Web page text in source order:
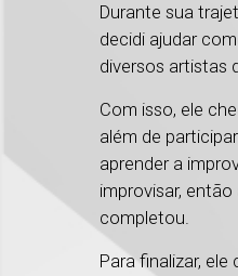
Durante sua
decidi ajudar
diversos artistas
Com isso, ele
além de
aprender a
improvisar,
completou.
Para finalizar,